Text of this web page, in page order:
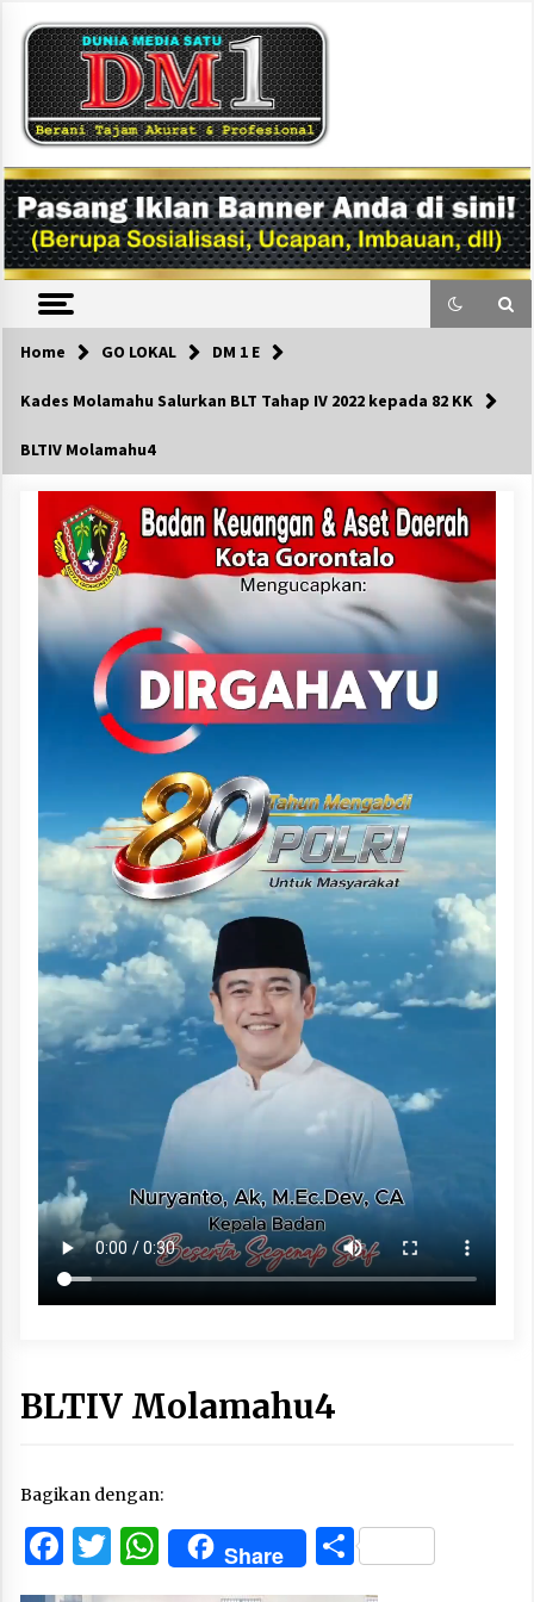
content
DM1
Home GO LOKAL DM 1 E
Kades Molamahu Salurkan BLT Tahap IV 2022 kepada 82 KK
BLTIV Molamahu4
BLTIV Molamahu4
Bagikan dengan:
Facebook
Twitter
WhatsApp
Share Share